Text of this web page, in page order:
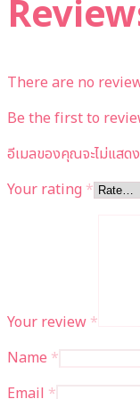
There are no
Be the first to review
อีเมลของคุณจะไม่แสด
Your rating *
Your review *
Name *
Email *